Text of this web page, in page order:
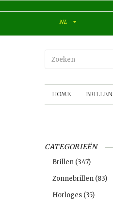
NL
HOME BRILLEN
CATEGORIEËN
Brillen (347)
Zonnebrillen (83)
Horloges (35)